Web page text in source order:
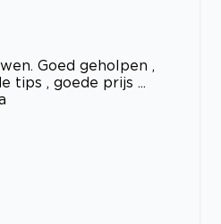
Goed geholpen ,
tips , goede prijs ...